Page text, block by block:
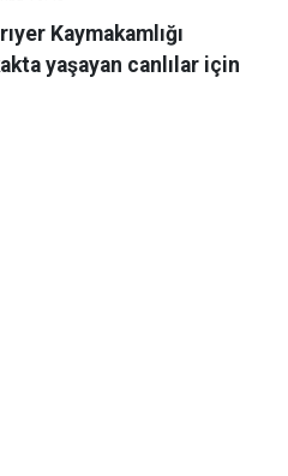
Kaymakamlığı
yaşayan canlılar için